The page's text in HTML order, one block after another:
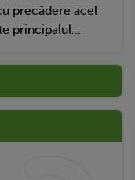
precădere acel
principalul...